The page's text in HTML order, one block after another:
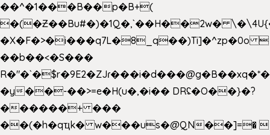
��^�1���B��p�B+(
�(�Ƶ��Bu#�)�1Q�,`��H��2w�
�X�F�>�i���q7L�8_q��)Ti]�^zp�0o 
��b��<�S���
�y��-��>=e�H(u�,�i�� DRʢ�O��}�?
������+ ���
��(�h�qҵk� w���us�@QN��]=� 